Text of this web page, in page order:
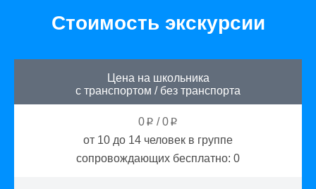
Стоимость экскурсии
Цена на школьника
с транспортом / без транспорта
0 p /0 p
от 10 до 14 человек в группе
сопровождающих бесплатно: 0